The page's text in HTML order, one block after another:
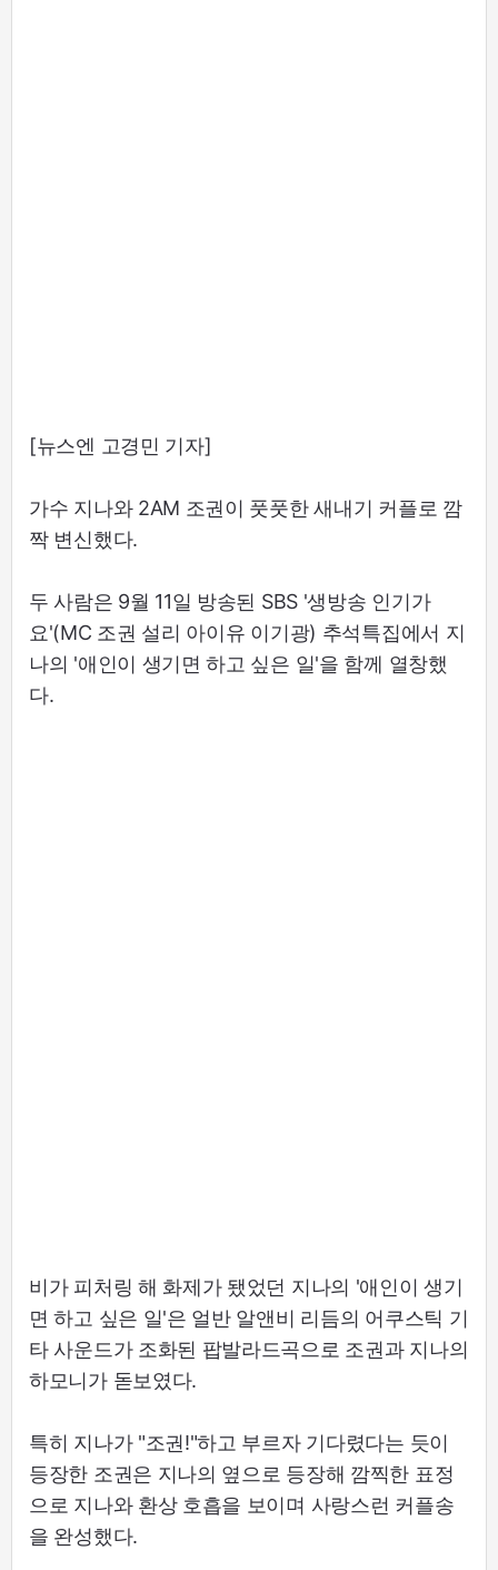
[뉴스엔 고경민 기자]
가수 지나와 2AM 조권이 풋풋한 새내기 커플로 깜
짝 변신했다.
두 사람은 9월 11일 방송된 SBS '생방송 인기가
요'(MC 조권 설리 아이유 이기광) 추석특집에서 지
나의 '애인이 생기면 하고 싶은 일'을 함께 열창했
다.
비가 피처링 해 화제가 됐었던 지나의 '애인이 생기
면 하고 싶은 일'은 얼반 알앤비 리듬의 어쿠스틱 기
타 사운드가 조화된 팝발라드곡으로 조권과 지나의
하모니가 돋보였다.
특히 지나가 "조권!"하고 부르자 기다렸다는 듯이
등장한 조권은 지나의 옆으로 등장해 깜찍한 표정
으로 지나와 환상 호흡을 보이며 사랑스런 커플송
을 완성했다.